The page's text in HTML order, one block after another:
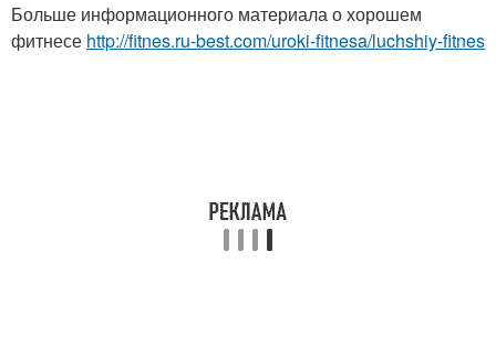
Больше информационного материала о хорошем
фитнесе http://fitnes.ru-best.com/uroki-fitnesa/luchshiy-fitnes